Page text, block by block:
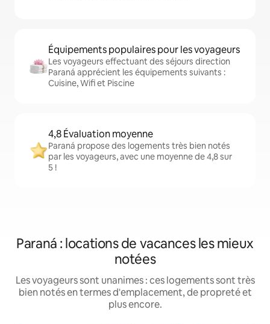
Équipements populaires pour les voyageurs
Les voyageurs effectuant des séjours direction
Paraná apprécient les équipements suivants :
Cuisine, Wifi et Piscine
4,8 Évaluation moyenne
Paraná propose des logements très bien notés
par les voyageurs, avec une moyenne de 4,8 sur
5 !
Paraná : locations de vacances les mieux
notées
Les voyageurs sont unanimes : ces logements sont très
bien notés en termes d'emplacement, de propreté et
plus encore.